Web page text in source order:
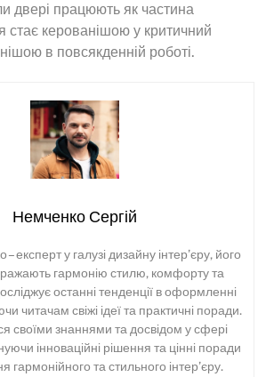
двері працюють як частина
стає керованішою у критичний
в повсякденній роботі.
Немченко Сергій
експерт у галузі дизайну інтер’єру, його
гармонію стилю, комфорту та
останні тенденції в оформленні
читачам свіжі ідеї та практичні поради.
своїми знаннями та досвідом у сфері
інноваційні рішення та цінні поради
гармонійного та стильного інтер’єру.